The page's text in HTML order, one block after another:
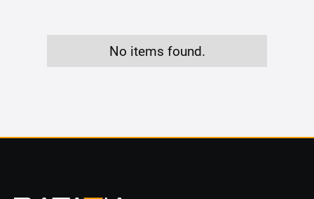
No items found.